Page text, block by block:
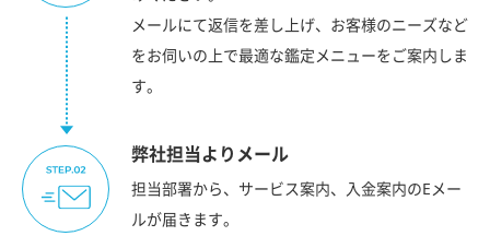
メールにて返信を差し上げ、お客様のニーズなど
をお伺いの上で最適な鑑定メニューをご案内しま
す。
弊社担当よりメール
担当部署から、サービス案内、入金案内のEメー
ルが届きます。